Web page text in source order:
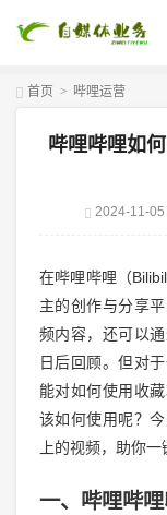
首页 > 哔哩运营
哔哩哔哩如
2024-11-
在哔哩哔哩（
主的创作与分享
频内容，还可以
日后回顾。但对
能对如何使用收
该如何使用呢？
上的视频，助你一
一、哔哩哔哩